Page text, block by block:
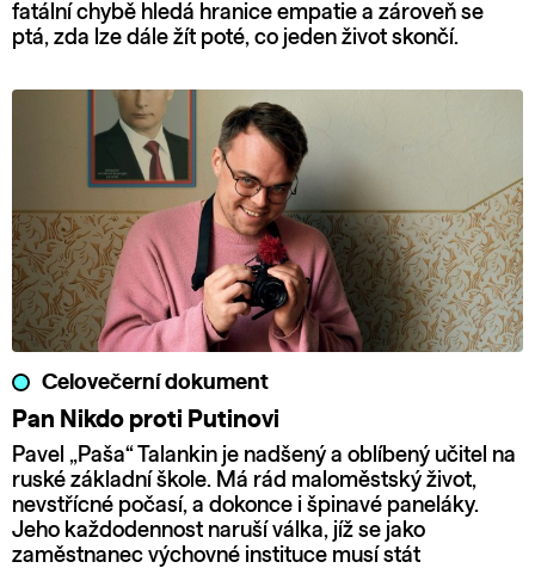
fatální chybě hledá hranice empatie a zároveň se
ptá, zda lze dále žít poté, co jeden život skončí.
Celovečerní dokument
Pan Nikdo proti Putinovi
Pavel „Paša“ Talankin je nadšený a oblíbený učitel na
ruské základní škole. Má rád maloměstský život,
nevstřícné počasí, a dokonce i špinavé paneláky.
Jeho každodennost naruší válka, jíž se jako
zaměstnanec výchovné instituce musí stát